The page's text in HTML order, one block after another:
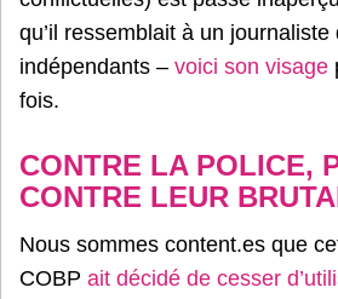
qu’il ressemblait à un journaliste
indépendants – voici son visage
fois.
CONTRE LA POLICE,
CONTRE LEUR
Nous sommes content.es que
COBP ait décidé de cesser